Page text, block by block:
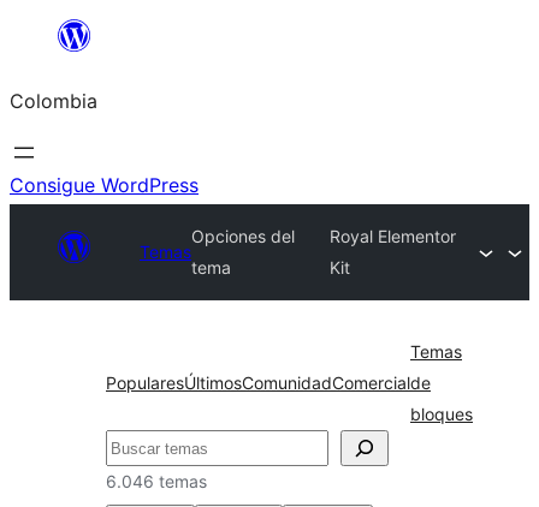
Saltar
contenido
Colombia
Consigue WordPress
Temas
Opciones del
tema
Royal Elementor
Kit
PopularesÚltimosComunidadComercial
Temas
de
bloques
Buscar
6.046 temas